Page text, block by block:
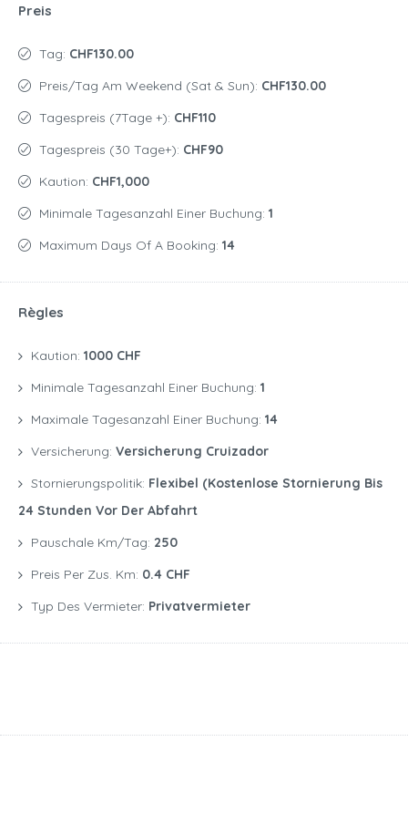
Preis
Tag: CHF130.00
Preis/Tag Am Weekend (Sat & Sun): CHF130.00
Tagespreis (7Tage +): CHF110
Tagespreis (30 Tage+): CHF90
Kaution: CHF1,000
Minimale Tagesanzahl Einer Buchung: 1
Maximum Days Of A Booking: 14
Règles
Kaution: 1000 CHF
Minimale Tagesanzahl Einer Buchung: 1
Maximale Tagesanzahl Einer Buchung: 14
Versicherung: Versicherung Cruizador
Stornierungspolitik: Flexibel (kostenlose Stornierung Bis
24 Stunden Vor Der Abfahrt
Pauschale Km/Tag: 250
Preis Per Zus. Km: 0.4 CHF
Typ Des Vermieter: Privatvermieter